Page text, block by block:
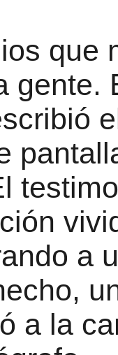
que
gente.
a
a la